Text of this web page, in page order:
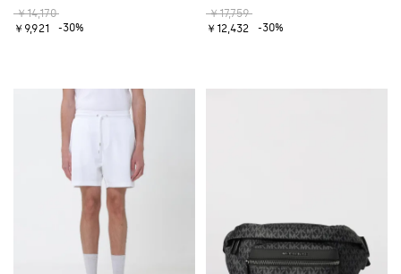
￥14,170
￥9,921
-30%
￥17,759
￥12,432
-30%